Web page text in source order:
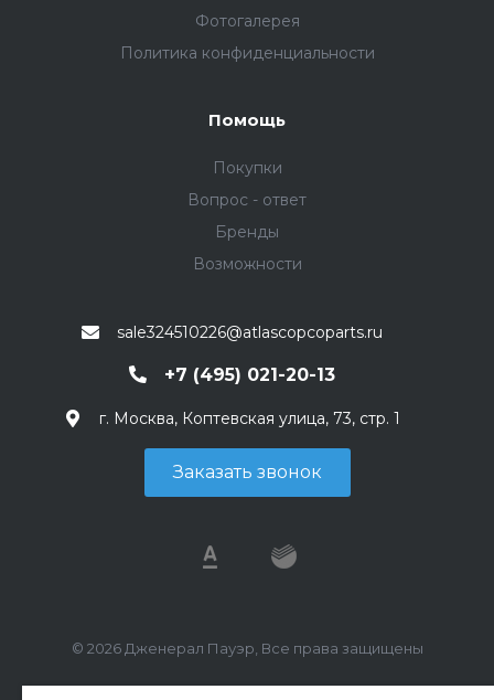
Фотогалерея
Политика конфиденциальности
Помощь
Покупки
Вопрос - ответ
Бренды
Возможности
sale324510226@atlascopcoparts.ru
+7 (495) 021-20-13
г. Москва, Коптевская улица, 73, стр. 1
Заказать звонок
© 2026 Дженерал Пауэр, Все права защищены